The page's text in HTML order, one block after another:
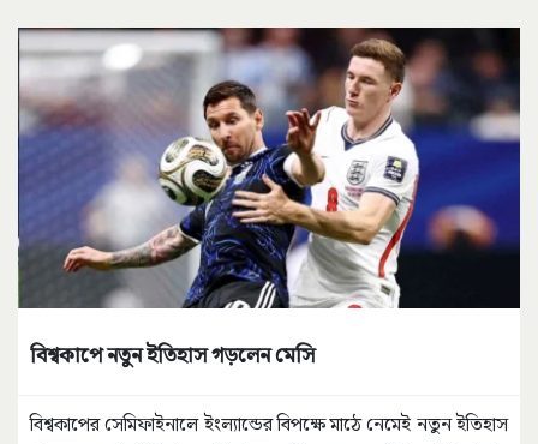
বিশ্বকাপে নতুন ইতিহাস গড়লেন মেসি
বিশ্বকাপের সেমিফাইনালে ইংল্যান্ডের বিপক্ষে মাঠে নেমেই নতুন ইতিহাস